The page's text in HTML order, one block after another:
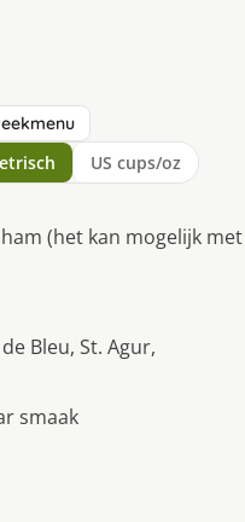
US cups/oz
(het kan mogelijk met
Bleu, St. Agur,
smaak